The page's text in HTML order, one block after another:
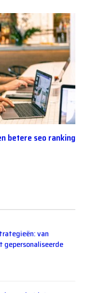
betere seo ranking
van
gepersonaliseerde